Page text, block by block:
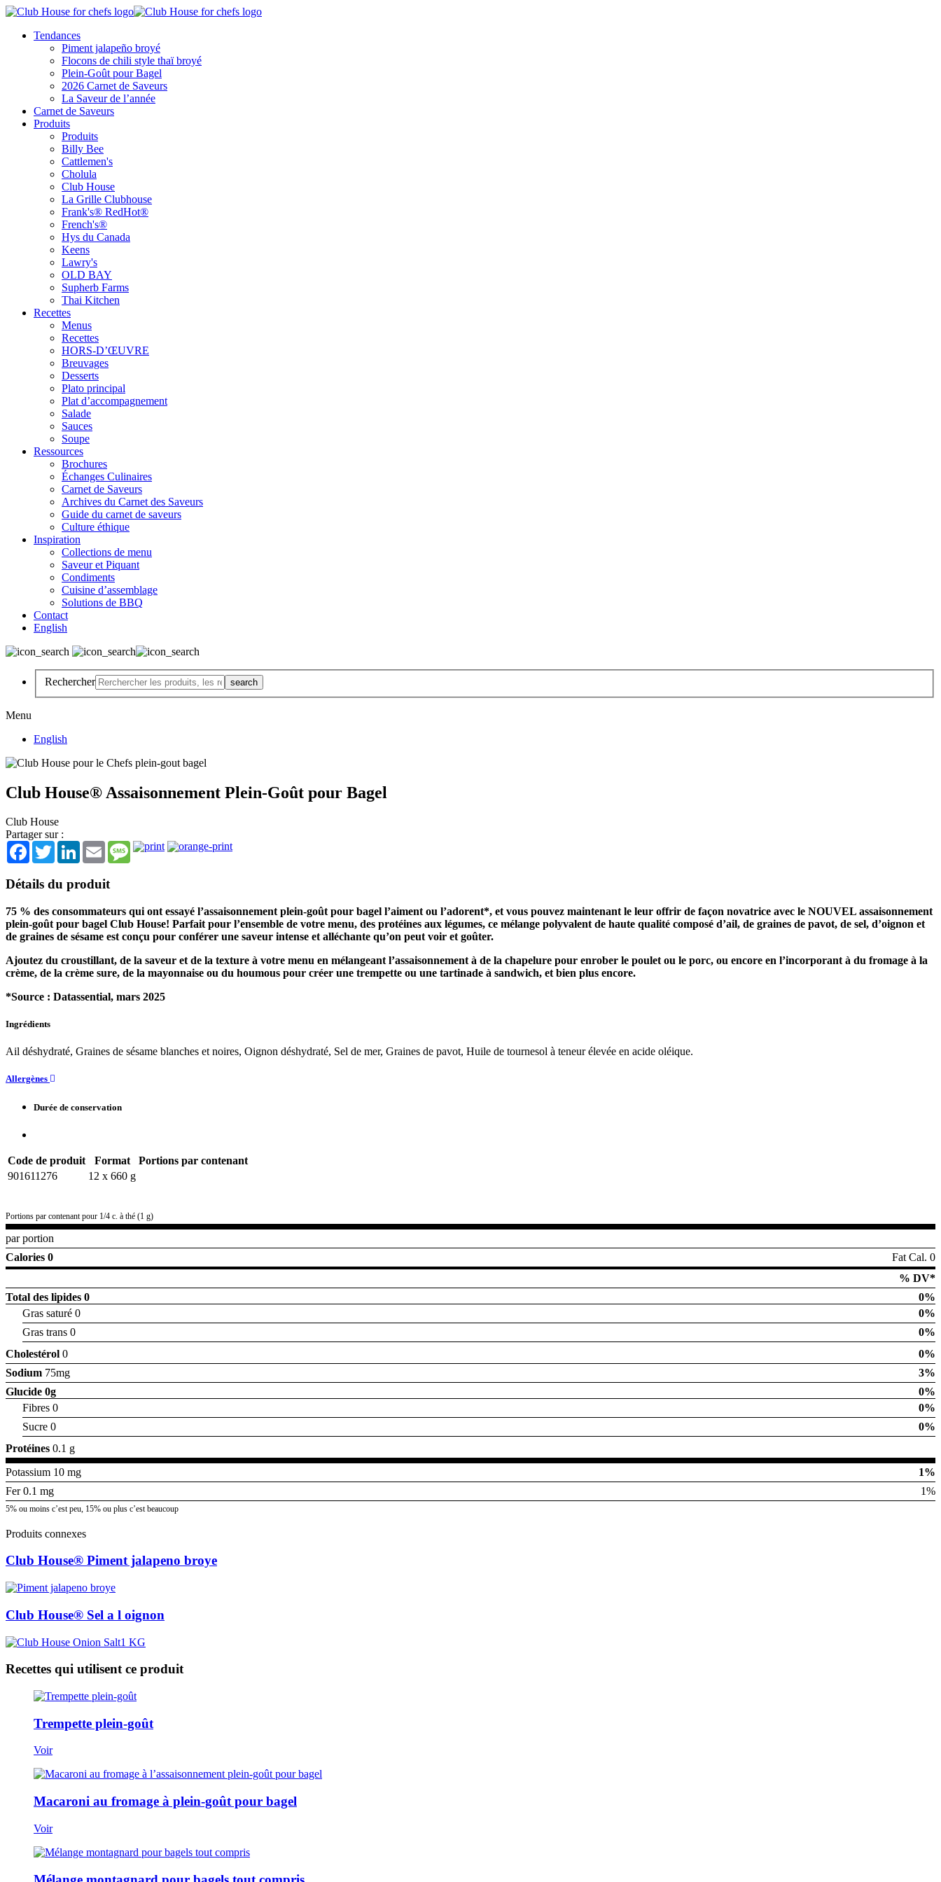
Tendances
Piment jalapeño broyé
Flocons de chili style thaï broyé
Plein-Goût pour Bagel
2026 Carnet de Saveurs
La Saveur de l’année
Carnet de Saveurs
Produits
Produits
Billy Bee
Cattlemen's
Cholula
Club House
La Grille Clubhouse
Frank's® RedHot®
French's®
Hys du Canada
Keens
Lawry's
OLD BAY
Supherb Farms
Thai Kitchen
Recettes
Menus
Recettes
HORS-D’ŒUVRE
Breuvages
Desserts
Plato principal
Plat d’accompagnement
Salade
Sauces
Soupe
Ressources
Brochures
Échanges Culinaires
Carnet de Saveurs
Archives du Carnet des Saveurs
Guide du carnet de saveurs
Culture éthique
Inspiration
Collections de menu
Saveur et Piquant
Condiments
Cuisine d’assemblage
Solutions de BBQ
Contact
English
Rechercher
Menu
English
Club House® Assaisonnement Plein-Goût pour Bagel
Club House
Partager sur :
Facebook
TwitterLinkedInEmail Message
Détails du produit
75 % des consommateurs qui ont essayé l’assaisonnement plein-goût pour bagel l’aiment ou l’adorent*, et vous pouvez maintenant le leur offrir de façon novatrice avec le NOUVEL assaisonnement
plein-goût pour bagel Club House! Parfait pour l’ensemble de votre menu, des protéines aux légumes, ce mélange polyvalent de haute qualité composé d’ail, de graines de pavot, de sel, d’oignon et
de graines de sésame est conçu pour conférer une saveur intense et alléchante qu’on peut voir et goûter.
Ajoutez du croustillant, de la saveur et de la texture à votre menu en mélangeant l’assaisonnement à de la chapelure pour enrober le poulet ou le porc, ou encore en l’incorporant à du fromage à la
crème, de la crème sure, de la mayonnaise ou du houmous pour créer une trempette ou une tartinade à sandwich, et bien plus encore.
*Source : Datassential, mars 2025
Ingrédients
Ail déshydraté, Graines de sésame blanches et noires, Oignon déshydraté, Sel de mer, Graines de pavot, Huile de tournesol à teneur élevée en acide oléique.
Allergènes
Durée de conservation
Code de produit Format
Portions par contenant
901611276
12 x 660 g
Portions par contenant pour 1/4 c. à thé (1 g)
par portion
Calories 0
Fat Cal. 0
% DV*
Total des lipides 0
0%
Gras saturé 0
0%
Gras trans 0
0%
Cholestérol 0
0%
Sodium 75mg
3%
Glucide 0g
0%
Fibres 0
0%
Sucre 0
0%
Protéines 0.1 g
Potassium 10 mg
1%
Fer 0.1 mg
1%
5% ou moins c’est peu, 15% ou plus c’est beaucoup
Produits connexes
Club House® Piment jalapeno broye
Club House® Sel a l oignon
Recettes qui utilisent ce produit
Trempette plein-goût
Voir
Macaroni au fromage à plein-goût pour bagel
Voir